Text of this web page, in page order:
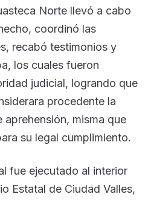
Norte llevó a cabo
coordinó las
recabó testimonios y
los cuales fueron
judicial, logrando que
procedente la
aprehensión, misma que
su legal cumplimiento.
fue ejecutado al interior
Estatal de Ciudad Valles,